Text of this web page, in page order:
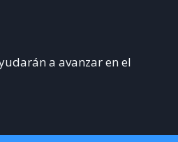
a avanzar en el